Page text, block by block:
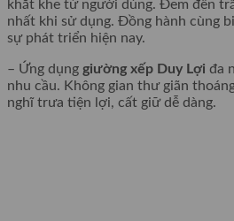
khắt khe từ người dùng. Đem đến
nhất khi sử dụng. Đồng hành cùng
sự phát triển hiện nay.
– Ứng dụng giường xếp Duy Lợi đa
nhu cầu. Không gian thư giãn
nghĩ trưa tiện lợi, cất giữ dễ dàng.